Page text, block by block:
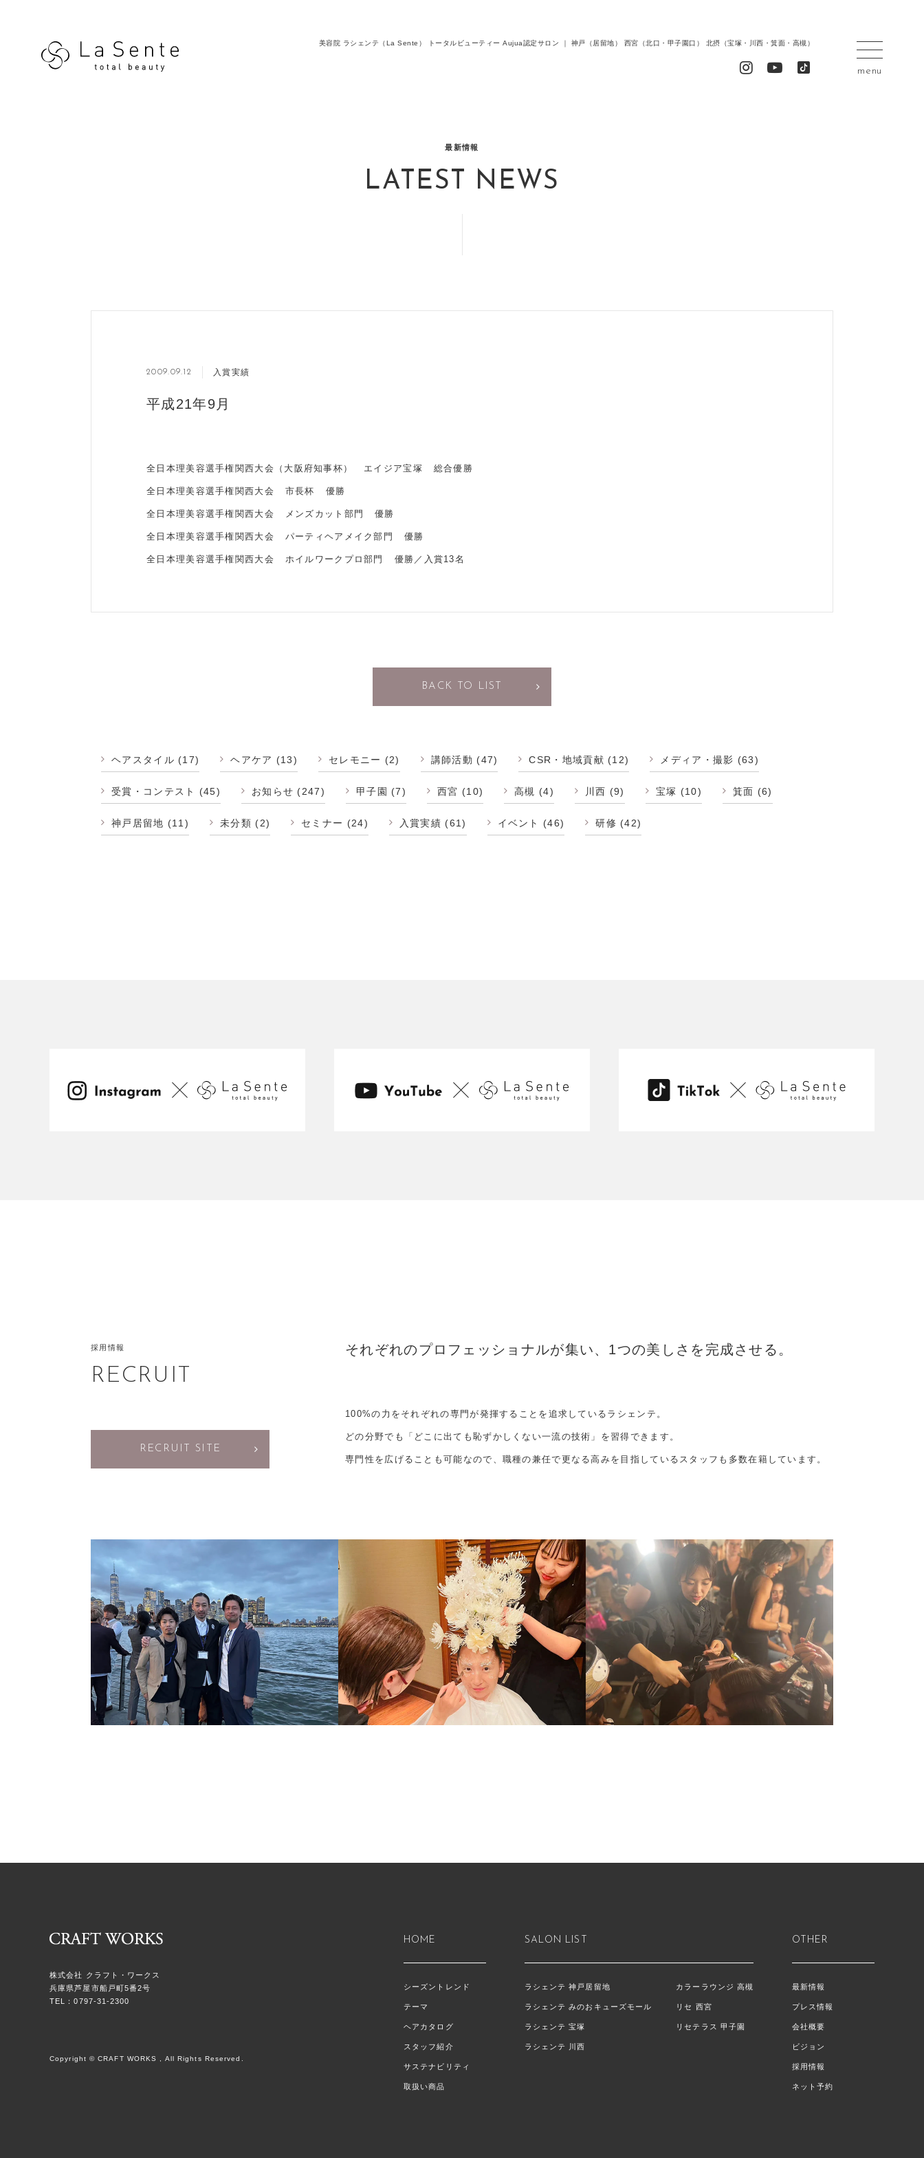
美容院 ラシェンテ（La Sente） トータルビューティー Aujua認定サロン ｜ 神戸（居留地） 西宮（北口・甲子園口） 北摂（宝塚・川西・箕面・高槻）
menu
最新情報
LATEST NEWS
2009.09.12 入賞実績
平成21年9月
全日本理美容選手権関西大会（大阪府知事杯） エイジア宝塚 総合優勝
全日本理美容選手権関西大会 市長杯 優勝
全日本理美容選手権関西大会 メンズカット部門 優勝
全日本理美容選手権関西大会 パーティヘアメイク部門 優勝
全日本理美容選手権関西大会 ホイルワークプロ部門 優勝／入賞13名
BACK TO LIST
ヘアスタイル (17) ヘアケア (13) セレモニー (2) 講師活動 (47) CSR・地域貢献 (12) メディア・撮影 (63)
受賞・コンテスト (45) お知らせ (247) 甲子園 (7) 西宮 (10) 高槻 (4) 川西 (9) 宝塚 (10) 箕面 (6)
神戸居留地 (11) 未分類 (2) セミナー (24) 入賞実績 (61) イベント (46) 研修 (42)
採用情報
RECRUIT
RECRUIT SITE
それぞれのプロフェッショナルが集い、 1つの美しさを完成させる。
100%の力をそれぞれの専門が発揮することを追求しているラシェンテ。
どの分野でも「どこに出ても恥ずかしくない一流の技術」を習得できます。
専門性を広げることも可能なので、職種の兼任で更なる高みを目指しているスタッフも多数在籍しています。
株式会社 クラフト・ワークス
兵庫県芦屋市船戸町5番2号
TEL：0797-31-2300
Copyright © CRAFT WORKS , All Rights Reserved.
HOME
シーズントレンド
テーマ
ヘアカタログ
スタッフ紹介
サステナビリティ
取扱い商品
SALON LIST
ラシェンテ 神戸居留地
ラシェンテ みのおキューズモール
ラシェンテ 宝塚
ラシェンテ 川西
カラーラウンジ 高槻
リセ 西宮
リセテラス 甲子園
OTHER
最新情報
プレス情報
会社概要
ビジョン
採用情報
ネット予約